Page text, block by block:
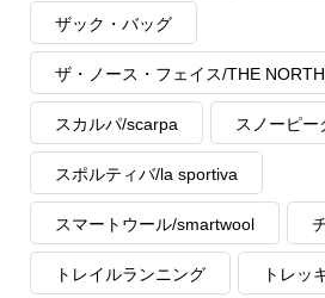
ザック・バッグ
ザ・ノース・フェイス/THE
スカルパ/scarpa スノーピ
スポルティバ/la sportiva
スマートウール/smartwool
トレイルランニング トレッ